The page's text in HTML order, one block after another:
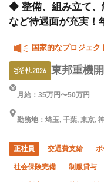
◆ 整備、組み立て
など待遇面が充実！
国家的なプロジェク
東邦重機
月給：35万円〜50万円
勤務地：埼玉, 千葉, 東京,
正社員 交通費支給
社会保険完備 制服貸与
研修制度あり 禁煙・分煙